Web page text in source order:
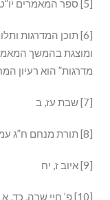
[6] תוכן המדרגות
מדרגות” הוא רעיון
[7] שבת עז, ב
[8] תורת מנחם ח”ג עמ’ 333
[9] איוב ז, יח
[10] פ’ חיי שרה, כד, א